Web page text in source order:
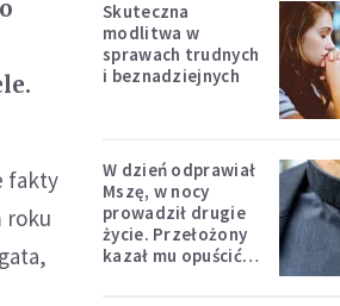
fakty
roku
Skuteczna
modlitwa w
sprawach trudnych
i beznadziejnych
W dzień odprawiał
Mszę, w nocy
prowadził drugie
życie. Przełożony
kazał mu opuścić